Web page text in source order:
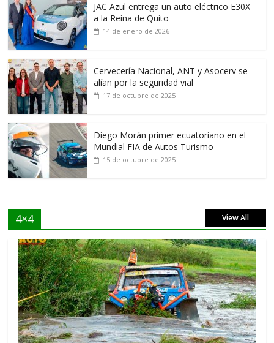
JAC Azul entrega un auto eléctrico E30X
a la Reina de Quito
14 de enero de 2026
Cervecería Nacional, ANT y Asocerv se
alían por la seguridad vial
17 de octubre de 2025
Diego Morán primer ecuatoriano en el
Mundial FIA de Autos Turismo
15 de octubre de 2025
4×4 View All